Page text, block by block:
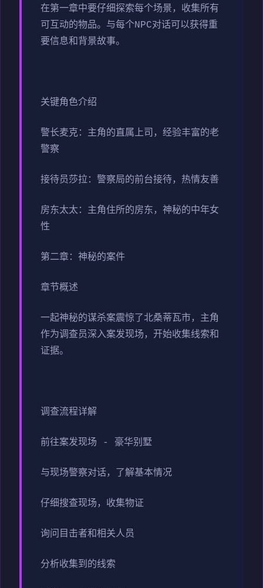
在第一章中要仔细探索每个场景，收集所有
可互动的物品。与每个NPC对话可以获得重
要信息和背景故事。
关键角色介绍
警长麦克：主角的直属上司，经验丰富的老
警察
接待员莎拉：警察局的前台接待，热情友善
房东太太：主角住所的房东，神秘的中年女
性
第二章：神秘的案件
章节概述
一起神秘的谋杀案震惊了北桑蒂瓦市，主角
作为调查员深入案发现场，开始收集线索和
证据。
调查流程详解
前往案发现场 - 豪华别墅
与现场警察对话，了解基本情况
仔细搜查现场，收集物证
询问目击者和相关人员
分析收集到的线索